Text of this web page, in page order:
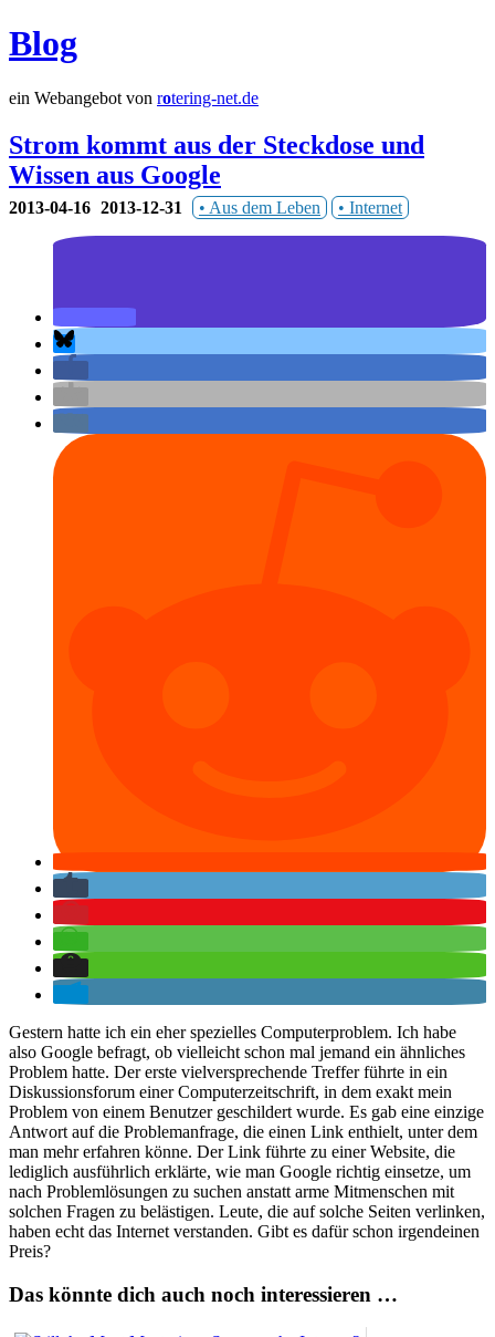
Blog
ein Webangebot von rotering-net.de
Strom kommt aus der Steckdose und
Wissen aus Google
2013-04-16 2013-12-31 Aus dem Leben Internet
Gestern hatte ich ein eher spezielles Computerproblem. Ich habe
also Google befragt, ob vielleicht schon mal jemand ein ähnliches
Problem hatte. Der erste vielversprechende Treffer führte in ein
Diskussionsforum einer Computerzeitschrift, in dem exakt mein
Problem von einem Benutzer geschildert wurde. Es gab eine einzige
Antwort auf die Problemanfrage, die einen Link enthielt, unter dem
man mehr erfahren könne. Der Link führte zu einer Website, die
lediglich ausführlich erklärte, wie man Google richtig einsetze, um
nach Problemlösungen zu suchen anstatt arme Mitmenschen mit
solchen Fragen zu belästigen. Leute, die auf solche Seiten verlinken,
haben echt das Internet verstanden. Gibt es dafür schon irgendeinen
Preis?
Das könnte dich auch noch interessieren …